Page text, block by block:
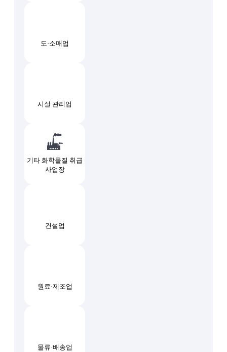
도·소매업
시설 관리업
기타 화학물질 취급
사업장
건설업
원료·제조업
물류·배송업